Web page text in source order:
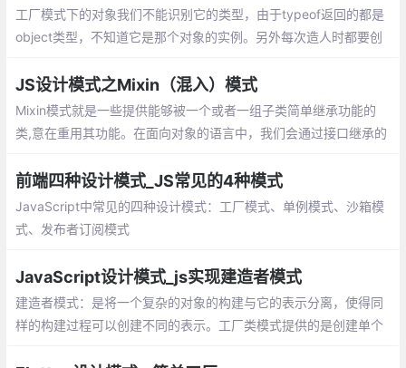
工厂模式下的对象我们不能识别它的类型，
由于typeof返回的都是object类型，不知道
创建一个独立的person的对象，会造成代码
臃肿的情况。
JS设计模式之Mixin（混入）模式
Mixin模式就是一些提供能够被一个或者一组子类简单继承功能的
类,意在重用其功能。在面向对象的语言中，我们会通过接口继承的
前端四种设计模式_JS常见的4种模式
JavaScript中常见的四种设计模式：工厂模
式、单例模式、沙箱模式、发布者订阅模式
JavaScript设计模式_js实现建造者模式
建造者模式：是将一个复杂的对象的构建与
它的表示分离，使得同样的构建过程可以创